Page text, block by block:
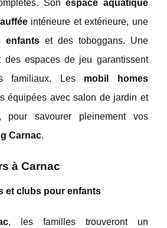
Sonespace aquatique
intérieure et extérieure, une
enfantset des toboggans. Une
des espaces de jeu garantissent
familiaux. Les mobil homes
équipées avec salon de jardin et
pour savourer pleinement vos
Carnac.
à Carnac
et clubs pour enfants
, les familles trouveront un